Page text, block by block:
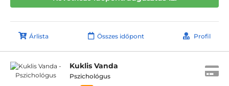
Árlista Összes időpont Profil
Kuklis Vanda
Pszichológus